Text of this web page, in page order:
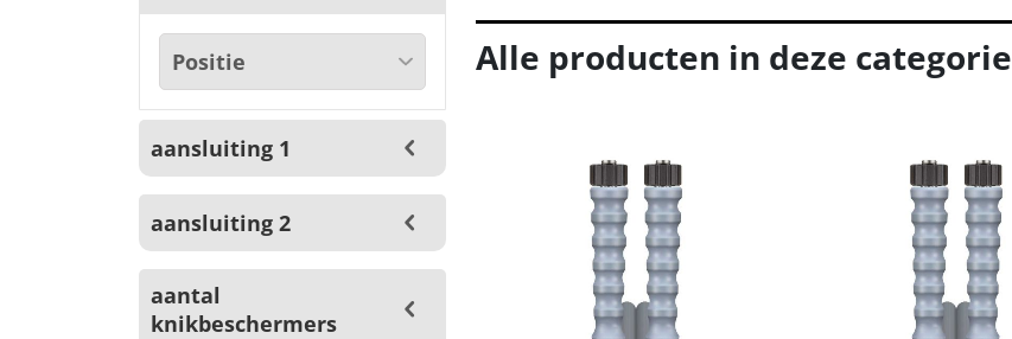
aansluiting 1
aansluiting 2
aantal
knikbeschermers
Alle producten in deze categorie